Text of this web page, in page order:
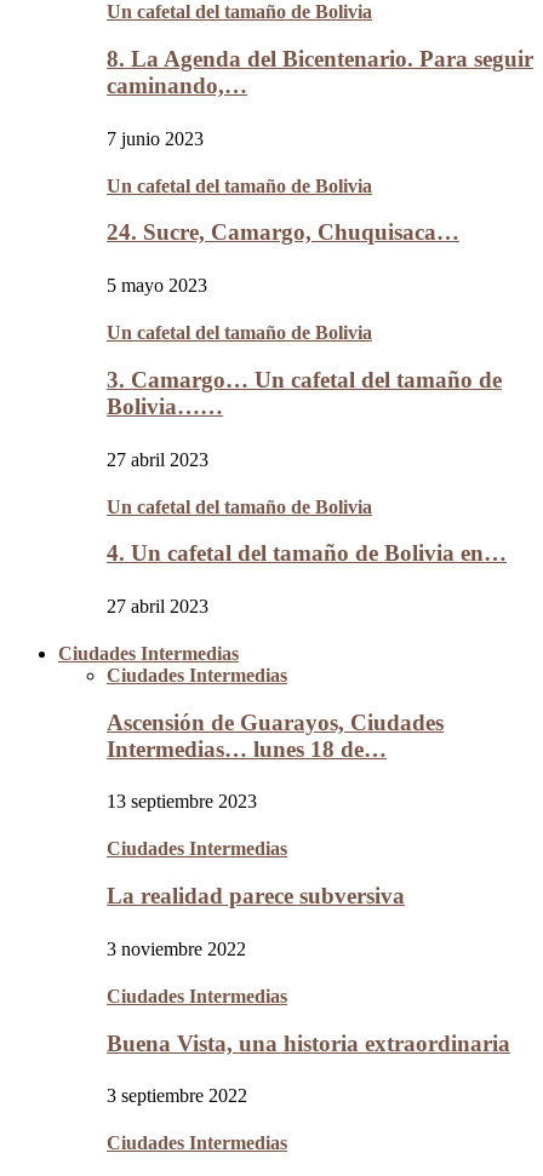
Un cafetal del tamaño de Bolivia
8. La Agenda del Bicentenario. Para seguir
caminando,…
7 junio 2023
Un cafetal del tamaño de Bolivia
24. Sucre, Camargo, Chuquisaca…
5 mayo 2023
Un cafetal del tamaño de Bolivia
3. Camargo… Un cafetal del tamaño de
Bolivia……
27 abril 2023
Un cafetal del tamaño de Bolivia
4. Un cafetal del tamaño de Bolivia en…
27 abril 2023
Ciudades Intermedias
Ciudades Intermedias
Ascensión de Guarayos, Ciudades
Intermedias… lunes 18 de…
13 septiembre 2023
Ciudades Intermedias
La realidad parece subversiva
3 noviembre 2022
Ciudades Intermedias
Buena Vista, una historia extraordinaria
3 septiembre 2022
Ciudades Intermedias